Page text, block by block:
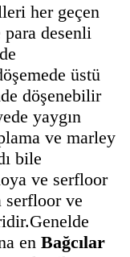
her geçen
desenli
üstü
döşenebilir
yaygın
ve marley
bile
ve serfloor
serfloor ve
en Bağcılar